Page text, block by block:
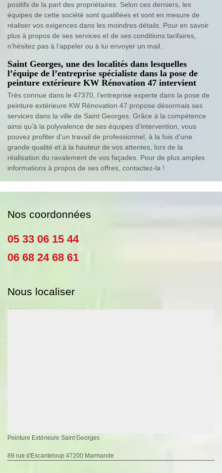
positifs de la part des propriétaires. Selon ces derniers, les
équipes de cette société sont qualifiées et sont en mesure de
réaliser vos exigences dans les moindres détails. Pour en savoir
plus à propos de ses services et de ses conditions tarifaires,
n’hésitez pas à l’appeler ou à lui envoyer un mail.
Saint Georges, une des localités dans lesquelles
l’équipe de l’entreprise spécialiste dans la pose de
peinture extérieure KW Rénovation 47 intervient
Très connue dans le 47370, l’entreprise experte dans la pose de
peinture extérieure KW Rénovation 47 propose désormais ses
services dans la ville de Saint Georges. Grâce à la compétence
ainsi qu’à la polyvalence de ses équipes d’intervention, vous
pouvez profiter d’un travail de professionnel, à la fois d’une
grande qualité et à la hauteur de vos attentes, lors de la
réalisation du ravalement de vos façades. Pour de plus amples
informations à propos de ses offres, contactez-la !
Nos coordonnées
05 33 06 15 44
06 68 24 68 61
Nous localiser
Peinture Extérieure Saint Georges
89 rue d'Escanteloup 47200 Marmande